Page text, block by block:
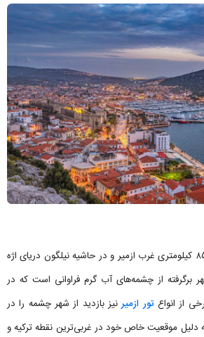
شهر چشمه ترکیه در حدود ۸۵ کیلومتری غرب ازمیر و در حاشیه نیلگون دریای اژه
برگرفته از چشمه‌های آب گرم فراوانی است که در
از انواعتور ازمیرنیز بازدید از شهر چشمه را در
دلیل موقعیت خاص خود در غربی‌ترین نقطه ترکیه و